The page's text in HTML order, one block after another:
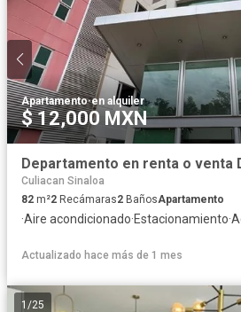
Apartamento·en alquiler
$ 12,000 MXN
Culiacan Sinaloa
82 m²2 Recámaras2 BañosApartamento
·Aire acondicionado·Estacionamiento·
Actualizado hace más de 1 mes
1 /25